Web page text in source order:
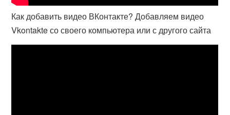
Как добавить видео ВКонтакте? Добавляем видео
Vkontakte со своего компьютера или с другого сайта